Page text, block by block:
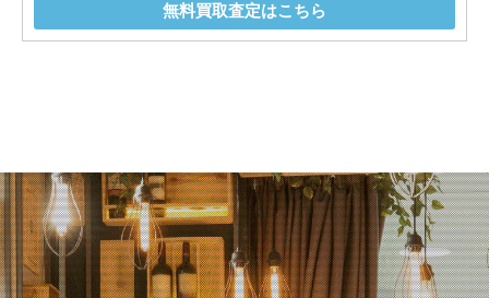
無料買取査定はこちら